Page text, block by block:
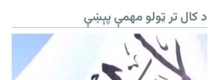
د کال تر ټولو مهمې پېښې